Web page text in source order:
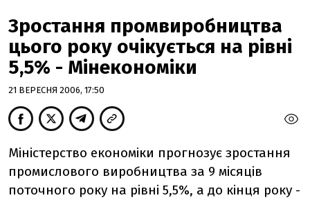
Зростання промвиробництва
цього року очікується на рівні
5,5% - Мінекономіки
21 ВЕРЕСНЯ 2006, 17:50
Міністерство економіки прогнозує зростання
промислового виробництва за 9 місяців
поточного року на рівні 5,5%, а до кінця року -